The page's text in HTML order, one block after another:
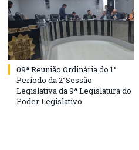
09ª Reunião Ordinária do 1°
Período da 2°Sessão
Legislativa da 9ª Legislatura do
Poder Legislativo